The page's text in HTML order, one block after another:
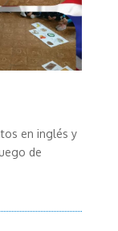
en inglés y
de